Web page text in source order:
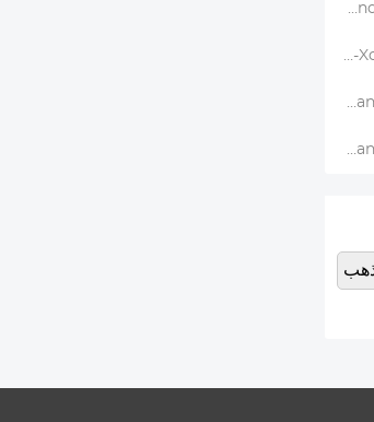
- ND2-32&CPL Filters - Nano-Klear Series
- ND2-ND32&CPL Filters - Nano-Xcel Pro Series
- ND2-ND32&CPL True Color Filters - Nano-Xcel Series
- ND4-ND64&CPL Filters - Nano-Xcel Series